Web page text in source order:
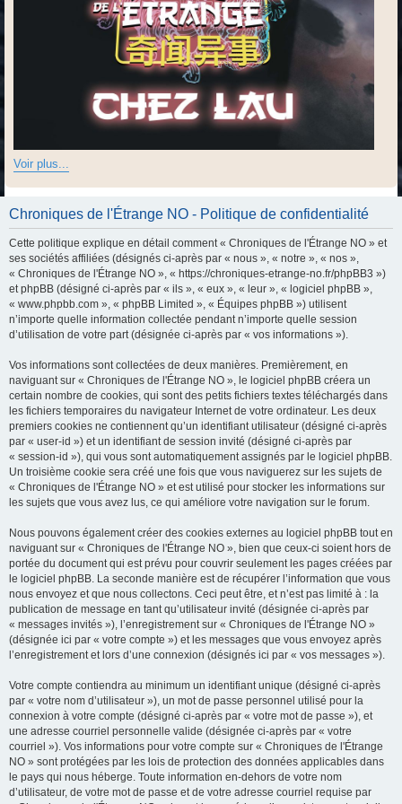
Voir plus...
Chroniques de l'Étrange NO - Politique de confidentialité
Cette politique explique en détail comment « Chroniques de l'Étrange NO » et
ses sociétés affiliées (désignés ci-après par « nous », « notre », « nos »,
« Chroniques de l'Étrange NO », « https://chroniques-etrange-no.fr/phpBB3 »)
et phpBB (désigné ci-après par « ils », « eux », « leur », « logiciel phpBB »,
« www.phpbb.com », « phpBB Limited », « Équipes phpBB ») utilisent
n’importe quelle information collectée pendant n’importe quelle session
d’utilisation de votre part (désignée ci-après par « vos informations »).
Vos informations sont collectées de deux manières. Premièrement, en
naviguant sur « Chroniques de l'Étrange NO », le logiciel phpBB créera un
certain nombre de cookies, qui sont des petits fichiers textes téléchargés dans
les fichiers temporaires du navigateur Internet de votre ordinateur. Les deux
premiers cookies ne contiennent qu’un identifiant utilisateur (désigné ci-après
par « user-id ») et un identifiant de session invité (désigné ci-après par
« session-id »), qui vous sont automatiquement assignés par le logiciel phpBB.
Un troisième cookie sera créé une fois que vous naviguerez sur les sujets de
« Chroniques de l'Étrange NO » et est utilisé pour stocker les informations sur
les sujets que vous avez lus, ce qui améliore votre navigation sur le forum.
Nous pouvons également créer des cookies externes au logiciel phpBB tout en
naviguant sur « Chroniques de l'Étrange NO », bien que ceux-ci soient hors de
portée du document qui est prévu pour couvrir seulement les pages créées par
le logiciel phpBB. La seconde manière est de récupérer l’information que vous
nous envoyez et que nous collectons. Ceci peut être, et n’est pas limité à : la
publication de message en tant qu’utilisateur invité (désignée ci-après par
« messages invités »), l’enregistrement sur « Chroniques de l'Étrange NO »
(désignée ici par « votre compte ») et les messages que vous envoyez après
l’enregistrement et lors d’une connexion (désignés ici par « vos messages »).
Votre compte contiendra au minimum un identifiant unique (désigné ci-après
par « votre nom d’utilisateur »), un mot de passe personnel utilisé pour la
connexion à votre compte (désigné ci-après par « votre mot de passe »), et
une adresse courriel personnelle valide (désignée ci-après par « votre
courriel »). Vos informations pour votre compte sur « Chroniques de l'Étrange
NO » sont protégées par les lois de protection des données applicables dans
le pays qui nous héberge. Toute information en-dehors de votre nom
d’utilisateur, de votre mot de passe et de votre adresse courriel requise par